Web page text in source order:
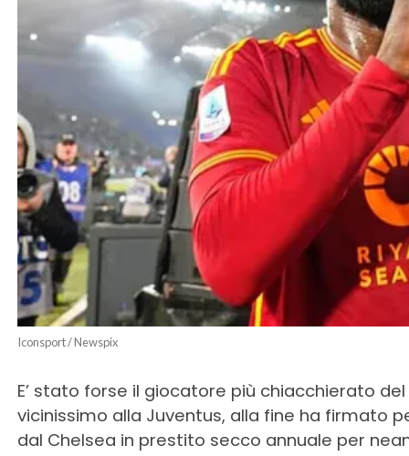
Iconsport / Newspix
E’ stato forse il giocatore più chiacchierato
vicinissimo alla Juventus, alla fine ha firmato
dal Chelsea in prestito secco annuale per